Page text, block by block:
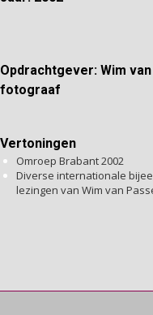
Opdrachtgever: Wim
fotograaf
Vertoningen
Omroep Brabant 2002
Diverse internationale
lezingen van Wim van